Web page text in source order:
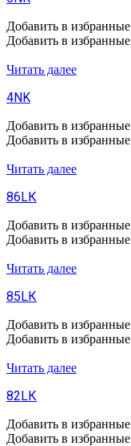
Добавить в избранные
Добавить в избранные
Читать далее
4NK
Добавить в избранные
Добавить в избранные
Читать далее
86LК
Добавить в избранные
Добавить в избранные
Читать далее
85LК
Добавить в избранные
Добавить в избранные
Читать далее
82LК
Добавить в избранные
Добавить в избранные